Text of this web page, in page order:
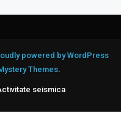
powered by WordPress
Themes.
seismica